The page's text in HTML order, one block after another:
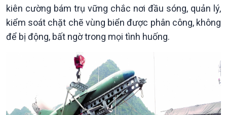
kiên cường bám trụ vững chắc nơi đầu sóng, quản lý,
kiểm soát chặt chẽ vùng biển được phân công, không
để bị động, bất ngờ trong mọi tình huống.